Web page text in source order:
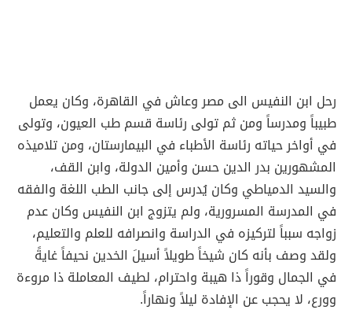
رحل ابن النفيس الى مصر وعاش في القاهرة، وكان يعمل
طبيباً ومدرساً ومن ثم تولى رئاسة قسم طب العيون، وتولى
في أواخر حياته رئاسة الأطباء في البيمارستان، ومن تلاميذه
المشهورين بدر الدين حسن وأمين الدولة، وابن القف،
والسيد الدمياطي وكان يُدرس إلى جانب الطب اللغة والفقه
في المدرسة المسرورية، ولم يتزوج ابن النفيس وكان عدم
زواجه سبباً لتركيزه في الدراسة وانصرافه للعلم والتعليم،
ولقد وصف بأنه كان شيخاً طويلاً أسيلَ الخدين نحيفاً غايةً
في الجمال وقوراً ذا هيبة واحترام، لطيف المعاملة ذا مروءة
وورع، لا يحجب عن الإفادة ليلاً ونهاراً.